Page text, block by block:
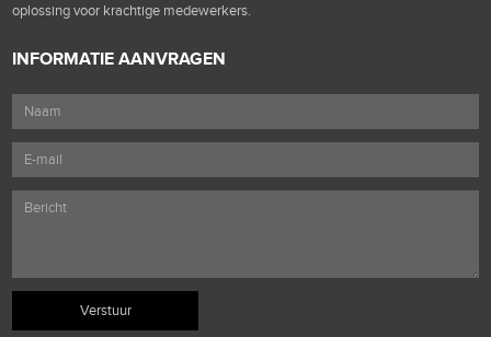
oplossing voor krachtige medewerkers.
INFORMATIE AANVRAGEN